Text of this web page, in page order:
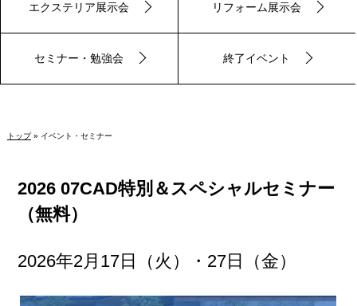
エクステリア展示会 リフォーム展示会
セミナー・勉強会 終了イベント
トップ» イベント・セミナー
2026 07CAD特別＆スペシャルセミナー
（無料）
2026年2月17日（火）・27日（金）